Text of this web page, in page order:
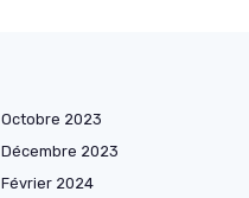
Octobre 2023
Décembre 2023
Février 2024